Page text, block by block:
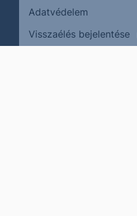
Adatvédelem
Visszaélés bejelentése